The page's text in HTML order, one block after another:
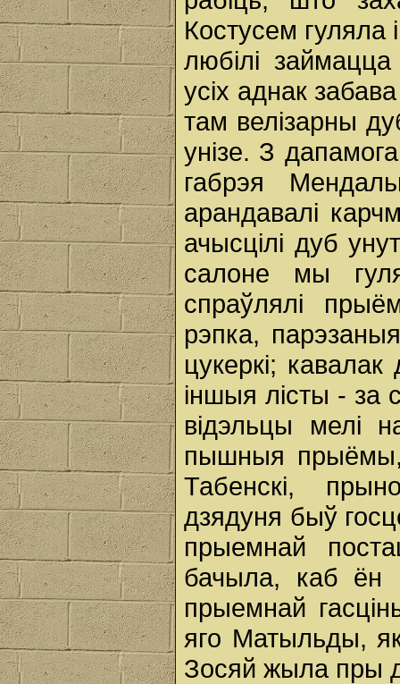
Костусем гуляла
любілі
усіх аднак
там велізарны
унізе. З
габрэя
арандавалі
ачысцілі дуб
салоне мы
спраўлялі
рэпка,
цукеркі;
іншыя лісты - за
відэльцы мелі
пышныя
Табенскі,
дзядуня быў
прыемнай
бачыла, каб ён
прыемнай
яго Матыльды,
Зосяй жыла пры